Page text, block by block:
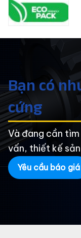
Bạn có
cứng
Và đang cần
vấn, thiết kế
Yêu cầu báo giá